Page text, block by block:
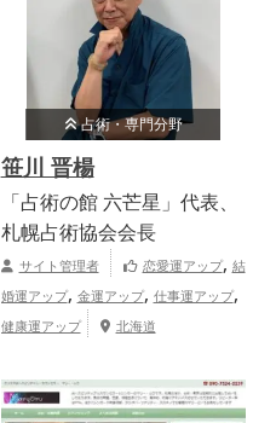
占術・専門分野
笹川 晋楊
「占術の館 六芒星」代表、
札幌占術協会会長
サイト管理者 恋愛運アップ, 結
婚運アップ, 金運アップ, 仕事運アップ,
健康運アップ 北海道